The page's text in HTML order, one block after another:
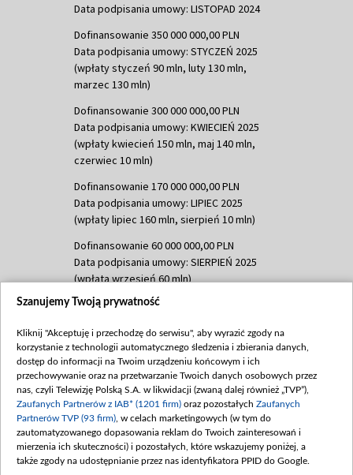
Data podpisania umowy: LISTOPAD 2024
Dofinansowanie 350 000 000,00 PLN
Data podpisania umowy: STYCZEŃ 2025
(wpłaty styczeń 90 mln, luty 130 mln,
marzec 130 mln)
Dofinansowanie 300 000 000,00 PLN
Data podpisania umowy: KWIECIEŃ 2025
(wpłaty kwiecień 150 mln, maj 140 mln,
czerwiec 10 mln)
Dofinansowanie 170 000 000,00 PLN
Data podpisania umowy: LIPIEC 2025
(wpłaty lipiec 160 mln, sierpień 10 mln)
Dofinansowanie 60 000 000,00 PLN
Data podpisania umowy: SIERPIEŃ 2025
(wpłata wrzesień 60 mln)
Dofinansowanie 635 783 051,21 PLN
(wpłata wrzesień 100 mln, październik 350
mln, listopad 265 mln)
Dofinansowanie 48 862 000,00 PLN
Data podpisania umowy: GRUDZIEŃ 2025
(wpłata grudzień 60,548 mln)
Dofinansowanie 900 000 000,00 PLN
Data podpisania umowy: LUTY 2026 (wpłata
Szanujemy Twoją prywatność
Kliknij "Akceptuję i przechodzę do serwisu", aby wyrazić zgody na
korzystanie z technologii automatycznego śledzenia i zbierania danych,
dostęp do informacji na Twoim urządzeniu końcowym i ich
przechowywanie oraz na przetwarzanie Twoich danych osobowych przez
nas, czyli Telewizję Polską S.A. w likwidacji (zwaną dalej również „TVP”),
Zaufanych Partnerów z IAB* (1201 firm) oraz pozostałych Zaufanych
Partnerów TVP (93 firm) , w celach marketingowych (w tym do
zautomatyzowanego dopasowania reklam do Twoich zainteresowań i
mierzenia ich skuteczności) i pozostałych, które wskazujemy poniżej, a
także zgody na udostępnianie przez nas identyfikatora PPID do Google.